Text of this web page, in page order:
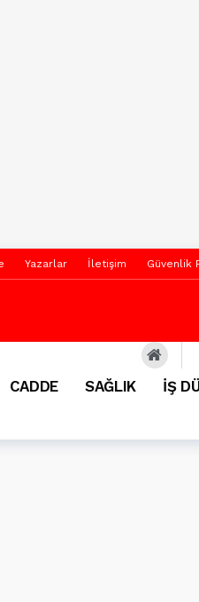
Yazarlar İletişim Güvenlik
CADDE SAĞLIK İŞ